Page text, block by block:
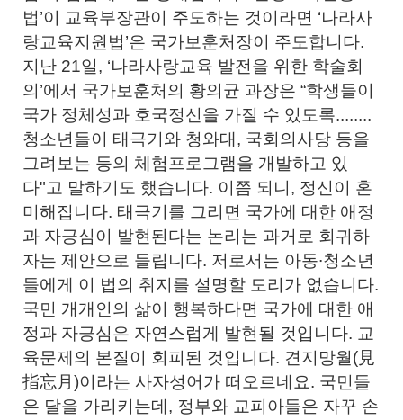
법’이 교육부장관이 주도하는 것이라면 ‘나라사
랑교육지원법’은 국가보훈처장이 주도합니다.
지난 21일, ‘나라사랑교육 발전을 위한 학술회
의’에서 국가보훈처의 황의균 과장은 “학생들이
국가 정체성과 호국정신을 가질 수 있도록........
청소년들이 태극기와 청와대, 국회의사당 등을
그려보는 등의 체험프로그램을 개발하고 있
다"고 말하기도 했습니다. 이쯤 되니, 정신이 혼
미해집니다. 태극기를 그리면 국가에 대한 애정
과 자긍심이 발현된다는 논리는 과거로 회귀하
자는 제안으로 들립니다. 저로서는 아동∙청소년
들에게 이 법의 취지를 설명할 도리가 없습니다.
국민 개개인의 삶이 행복하다면 국가에 대한 애
정과 자긍심은 자연스럽게 발현될 것입니다. 교
육문제의 본질이 회피된 것입니다. 견지망월(見
指忘月)이라는 사자성어가 떠오르네요. 국민들
은 달을 가리키는데, 정부와 교피아들은 자꾸 손